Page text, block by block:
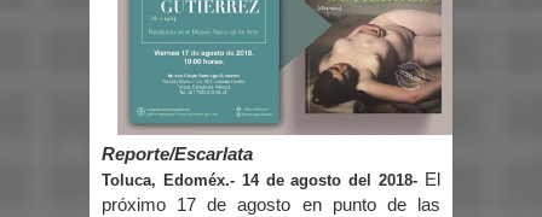
Reporte/Escarlata
Toluca, Edoméx.- 14 de agosto del 2018- El
próximo 17 de agosto en punto de las